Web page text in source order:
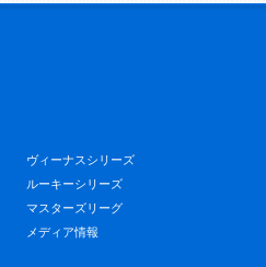
ヴィーナスシリーズ
ルーキーシリーズ
マスターズリーグ
メディア情報